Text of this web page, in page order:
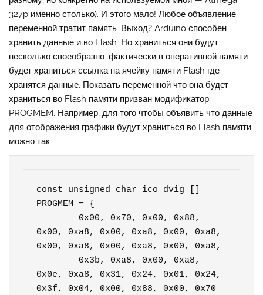
327p именно столько). И этого мало! Любое объявление
переменной тратит память. Выход? Arduino способен
хранить данные и во Flash. Но храниться они будут
несколько своеобразно: фактически в оперативной памяти
будет храниться ссылка на ячейку памяти Flash где
хранятся данные. Показать переменной что она будет
храниться во Flash памяти призван модификатор
PROGMEM. Например, для того чтобы объявить что данные
для отображения графики будут храниться во Flash памяти
можно так:
const unsigned char ico_dvig []
PROGMEM = {
0x00, 0xa8, 0x00, 0xa8, 0x00, 0xa8,
0x00, 0xa8, 0x00, 0xa8, 0x00, 0xa8,
0x0e, 0xa8, 0x31, 0x24, 0x01, 0x24,
0x3f, 0x04, 0x00, 0x88, 0x00, 0x70